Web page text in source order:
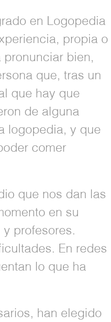
en Logopedia
propia o
bien,
que, tras un
que hay que
de alguna
logopedia, y que
comer
que nos dan las
en su
profesores.
En redes
lo que ha
han elegido